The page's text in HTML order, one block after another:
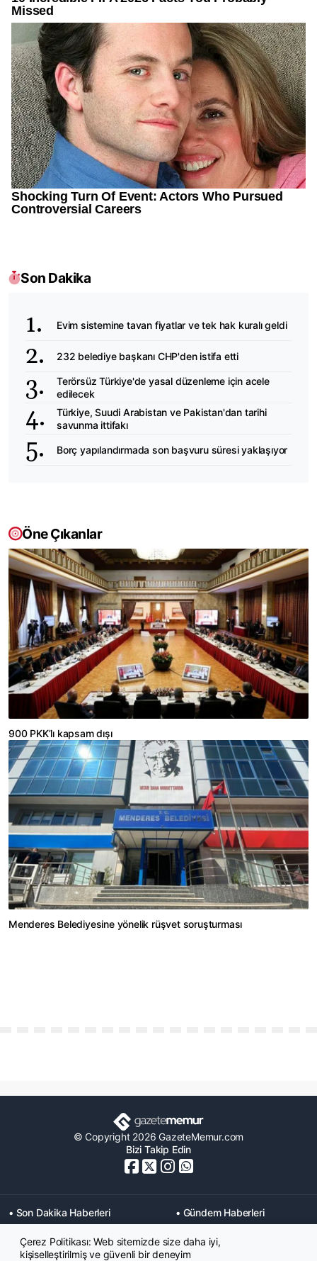
Son Dakika
Evim sistemine tavan fiyatlar ve tek hak kuralı geldi
232 belediye başkanı CHP'den istifa etti
Terörsüz Türkiye'de yasal düzenleme için acele
edilecek
Türkiye, Suudi Arabistan ve Pakistan'dan tarihi
savunma ittifakı
Borç yapılandırmada son başvuru süresi yaklaşıyor
Öne Çıkanlar
900 PKK’lı kapsam dışı
Menderes Belediyesine yönelik rüşvet soruşturması
© Copyright 2026 GazeteMemur.com
Bizi Takip Edin
• Son Dakika Haberleri
• Gündem Haberleri
• Memurlar Haberleri
• KPSS Haberleri
• Ekonomi Haberleri
• Eğitim Haberleri
Çerez Politikası: Web sitemizde size daha iyi,
kişiselleştirilmiş ve güvenli bir deneyim